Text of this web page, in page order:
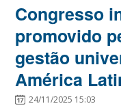
Congresso
promovido
gestão
América
24/11/2025 15:03